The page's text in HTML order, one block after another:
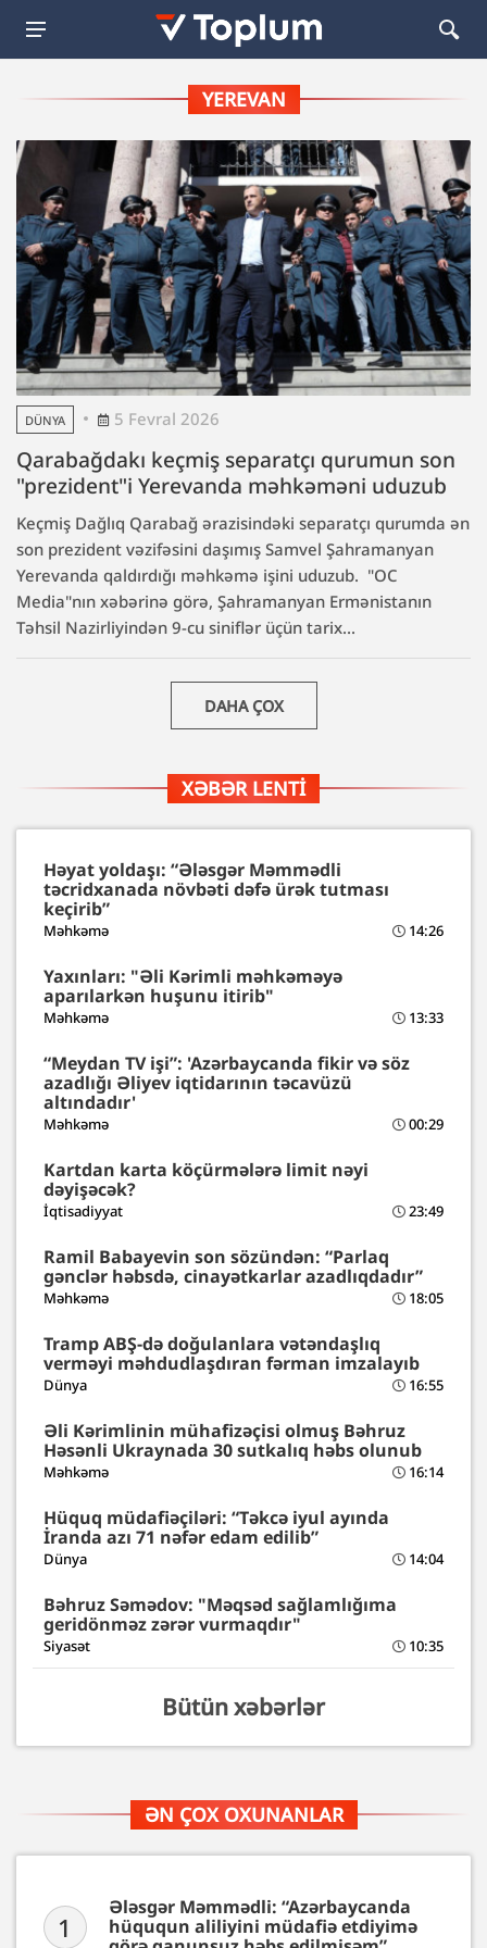
YEREVAN
DÜNYA 5 Fevral 2026
Qarabağdakı keçmiş separatçı qurumun son
"prezident"i Yerevanda məhkəməni uduzub
Keçmiş Dağlıq Qarabağ ərazisindəki separatçı qurumda ən
son prezident vəzifəsini daşımış Samvel Şahramanyan
Yerevanda qaldırdığı məhkəmə işini uduzub. "OC
Media"nın xəbərinə görə, Şahramanyan Ermənistanın
Təhsil Nazirliyindən 9-cu siniflər üçün tarix...
DAHA ÇOX
XƏBƏR LENTI
Həyat yoldaşı: “Ələsgər Məmmədli
təcridxanada növbəti dəfə ürək tutması
keçirib”
Məhkəmə 14:26
Yaxınları: "Əli Kərimli məhkəməyə
aparılarkən huşunu itirib"
Məhkəmə 13:33
“Meydan TV işi”: 'Azərbaycanda fikir və söz
azadlığı Əliyev iqtidarının təcavüzü
altındadır'
Məhkəmə 00:29
Kartdan karta köçürmələrə limit nəyi
dəyişəcək?
İqtisadiyyat 23:49
Ramil Babayevin son sözündən: “Parlaq
gənclər həbsdə, cinayətkarlar azadlıqdadır”
Məhkəmə 18:05
Tramp ABŞ-də doğulanlara vətəndaşlıq
verməyi məhdudlaşdıran fərman imzalayıb
Dünya 16:55
Əli Kərimlinin mühafizəçisi olmuş Bəhruz
Həsənli Ukraynada 30 sutkalıq həbs olunub
Məhkəmə 16:14
Hüquq müdafiəçiləri: “Təkcə iyul ayında
İranda azı 71 nəfər edam edilib”
Dünya 14:04
Bəhruz Səmədov: "Məqsəd sağlamlığıma
geridönməz zərər vurmaqdır"
Siyasət 10:35
Bütün xəbərlər
ƏN ÇOX OXUNANLAR
1
Ələsgər Məmmədli: “Azərbaycanda
hüququn aliliyini müdafiə etdiyimə